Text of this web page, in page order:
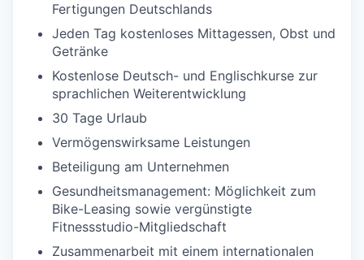
Fertigungen Deutschlands
Jeden Tag kostenloses Mittagessen, Obst und
Getränke
Kostenlose Deutsch- und Englischkurse zur
sprachlichen Weiterentwicklung
30 Tage Urlaub
Vermögenswirksame Leistungen
Beteiligung am Unternehmen
Gesundheitsmanagement: Möglichkeit zum
Bike-Leasing sowie vergünstigte
Fitnessstudio-Mitgliedschaft
Zusammenarbeit mit einem internationalen